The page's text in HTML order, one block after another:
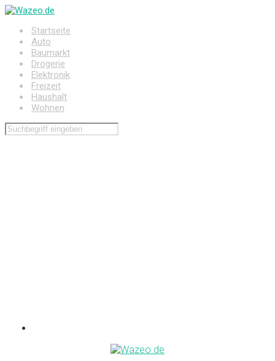
Zum
springenStartseite
Auto
Baumarkt
Drogerie
Elektronik
Freizeit
Haushalt
Wohnen